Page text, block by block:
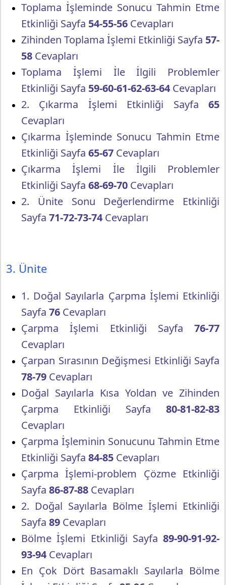
Toplama İşleminde Sonucu Tahmin Etme
Etkinliği Sayfa 54-55-56 Cevapları
Zihinden Toplama İşlemi Etkinliği Sayfa 57-
58 Cevapları
Toplama İşlemi İle İlgili Problemler
Etkinliği Sayfa 59-60-61-62-63-64 Cevapları
2. Çıkarma İşlemi Etkinliği Sayfa 65
Cevapları
Çıkarma İşleminde Sonucu Tahmin Etme
Etkinliği Sayfa 65-67 Cevapları
Çıkarma İşlemi İle İlgili Problemler
Etkinliği Sayfa 68-69-70 Cevapları
2. Ünite Sonu Değerlendirme Etkinliği
Sayfa 71-72-73-74 Cevapları
3. Ünite
1. Doğal Sayılarla Çarpma İşlemi Etkinliği
Sayfa 76 Cevapları
Çarpma İşlemi Etkinliği Sayfa 76-77
Cevapları
Çarpan Sırasının Değişmesi Etkinliği Sayfa
78-79 Cevapları
Doğal Sayılarla Kısa Yoldan ve Zihinden
Çarpma Etkinliği Sayfa 80-81-82-83
Cevapları
Çarpma İşleminin Sonucunu Tahmin Etme
Etkinliği Sayfa 84-85 Cevapları
Çarpma İşlemi-problem Çözme Etkinliği
Sayfa 86-87-88 Cevapları
2. Doğal Sayılarla Bölme İşlemi Etkinliği
Sayfa 89 Cevapları
Bölme İşlemi Etkinliği Sayfa 89-90-91-92-
93-94 Cevapları
En Çok Dört Basamaklı Sayılarla Bölme